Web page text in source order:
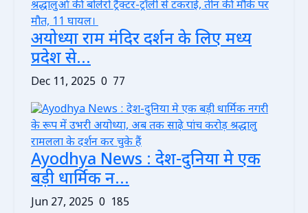
अयोध्या राम मंदिर दर्शन के लिए मध्य
प्रदेश से...
Dec 11, 2025 0 77
Ayodhya News : देश-दुनिया मे एक
बड़ी धार्मिक न...
Jun 27, 2025 0 185